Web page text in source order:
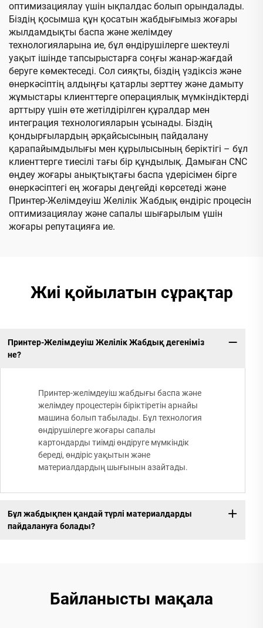
оптимизациялау үшін ықпалдас болып орындалады.
Біздің қосымша құн қосатын жабдығымыз жоғары
жылдамдықты баспа және желімдеу
технологияларына ие, бұл өндірушілерге шектеулі
уақыт ішінде тапсырыстарға соңғы жанар-жағдай
беруге көмектеседі. Сол сияқты, біздің үздіксіз және
өнеркәсіптің алдыңғы қатарлы зерттеу және дамыту
жұмыстары клиенттерге операциялық мүмкіндіктерді
арттыру үшін өте жетілдірілген құралдар мен
интеграция технологияларын ұсынады. Біздің
қондырғылардың әрқайсысының пайдалану
қарапайымдылығы мен құрылысының беріктігі – бұл
клиенттерге тиесілі тағы бір құндылық. Дамыған CNC
өңдеу жоғары анықтықтағы баспа үдерісімен бірге
өнеркәсіптегі ең жоғары деңгейді көрсетеді және
Принтер-Желімдеуіш Желілік Жабдық өндіріс процесін
оптимизациялау және сапалы шығарылым үшін
жоғары репутацияға ие.
Жиі қойылатын сұрақтар
Принтер-Желімдеуіш Желілік Жабдық дегеніміз
не?
Принтер-желімдеуіш жабдығы баспа және
желімдеу процестерін біріктіретін арнайы
машина болып табылады. Бұл технология
өндірушілерге жоғары сапалы
картондарды тиімді өндіруге мүмкіндік
береді, өндіріс уақытын және
материалдардың шығынын азайтады.
Бұл жабдықпен қандай түрлі материалдарды
пайдалануға болады?
Байланысты мақала